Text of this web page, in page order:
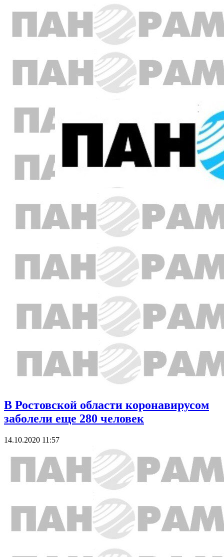
В Ростовской области коронавирусом
заболели еще 280 человек
14.10.2020 11:57